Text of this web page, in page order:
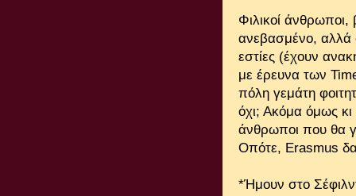
Φιλικοί
ανεβασμένο, αλλά
εστίες (έχουν
με έρευνα των
πόλη γεμάτη
όχι; Ακόμα όμως
άνθρωποι που θα
Οπότε, Erasmus
*Ήμουν στο